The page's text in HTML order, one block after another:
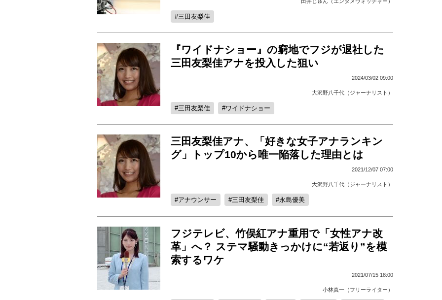
三田友梨佳
『ワイドナショー』の窮地でフジが退社した
三田友梨佳アナを投入した狙い
2024/03/02 09:00
大沢野八千代（ジャーナリスト）
三田友梨佳 ワイドナショー
三田友梨佳アナ、「好きな女子アナランキン
グ」トップ10から唯一陥落した理由とは
2021/12/07 07:00
大沢野八千代（ジャーナリスト）
アナウンサー 三田友梨佳 永島優美
フジテレビ、竹俣紅アナ重用で「女性アナ改
革」へ？ ステマ騒動きっかけに“若返り”を模
索するワケ
2021/07/15 18:00
小林真一（フリーライター）